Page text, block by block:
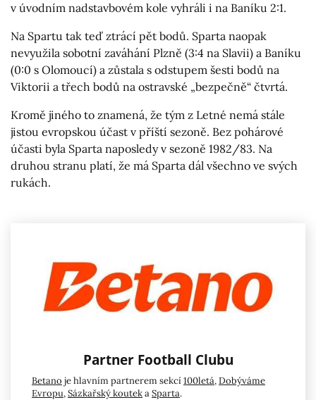
v úvodním nadstavbovém kole vyhráli i na Baníku 2:1.
Na Spartu tak teď ztrácí pět bodů. Sparta naopak
nevyužila sobotní zaváhání Plzně (3:4 na Slavii) a Baníku
(0:0 s Olomoucí) a zůstala s odstupem šesti bodů na
Viktorii a třech bodů na ostravské „bezpečně“ čtvrtá.
Kromě jiného to znamená, že tým z Letné nemá stále
jistou evropskou účast v příští sezoně. Bez pohárové
účasti byla Sparta naposledy v sezoně 1982/83. Na
druhou stranu platí, že má Sparta dál všechno ve svých
rukách.
Partner Football Clubu
Betano je hlavním partnerem sekcí100letá,Dobýváme
Evropu,Sázkařský koutekaSparta.